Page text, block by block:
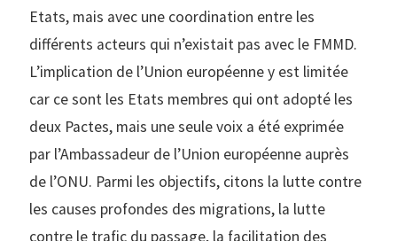
Etats, mais avec une coordination entre les
différents acteurs qui n’existait pas avec le FMMD.
L’implication de l’Union européenne y est limitée
car ce sont les Etats membres qui ont adopté les
deux Pactes, mais une seule voix a été exprimée
par l’Ambassadeur de l’Union européenne auprès
de l’ONU. Parmi les objectifs, citons la lutte contre
les causes profondes des migrations, la lutte
contre le trafic du passage, la facilitation des